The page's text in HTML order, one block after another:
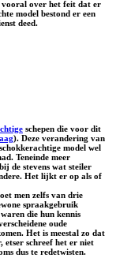
vooral over het feit dat er
model bestond er een
deed.
schepen die voor dit
). Deze verandering van
model wel
Teneinde meer
de stevens wat steiler
Het lijkt er op als of
men zelfs van drie
spraakgebruik
die hun kennis
oude
Het is meestal zo dat
etser schreef het er niet
dus te redetwisten.